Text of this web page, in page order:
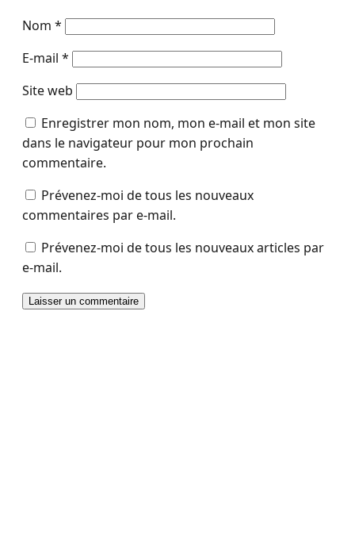
Nom *
E-mail *
Site web
Enregistrer mon nom, mon e-mail et mon site
dans le navigateur pour mon prochain
commentaire.
Prévenez-moi de tous les nouveaux
commentaires par e-mail.
Prévenez-moi de tous les nouveaux articles par
e-mail.